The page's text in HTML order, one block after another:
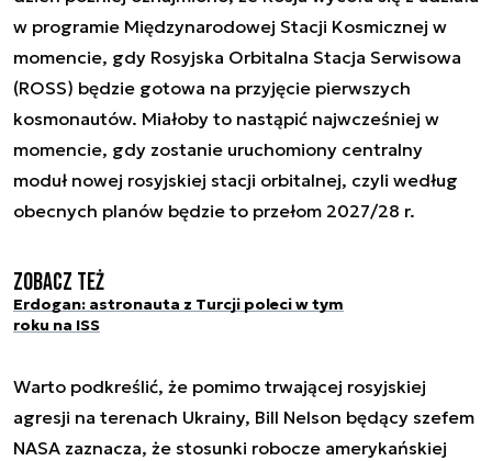
w programie Międzynarodowej Stacji Kosmicznej w
momencie, gdy Rosyjska Orbitalna Stacja Serwisowa
(ROSS) będzie gotowa na przyjęcie pierwszych
kosmonautów. Miałoby to nastąpić najwcześniej w
momencie, gdy zostanie uruchomiony centralny
moduł nowej rosyjskiej stacji orbitalnej, czyli według
obecnych planów będzie to przełom 2027/28 r.
Zobacz też
Erdogan: astronauta z Turcji poleci w tym
roku na ISS
Warto podkreślić, że pomimo trwającej rosyjskiej
agresji na terenach Ukrainy, Bill Nelson będący szefem
NASA zaznacza, że stosunki robocze amerykańskiej